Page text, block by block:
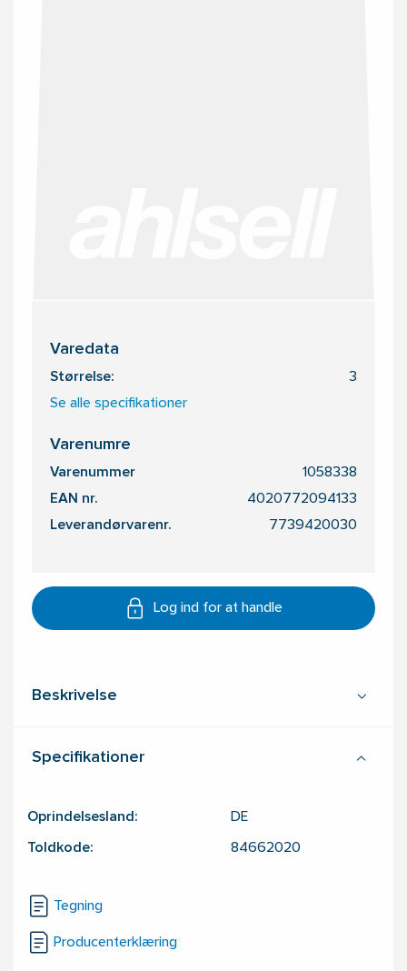
Varedata
Størrelse: 3
Se alle specifikationer
Varenumre
Varenummer 1058338
EAN nr. 4020772094133
Leverandørvarenr. 7739420030
Log ind for at handle
Beskrivelse
Specifikationer
Oprindelsesland: DE
Toldkode: 84662020
Tegning
Producenterklæring